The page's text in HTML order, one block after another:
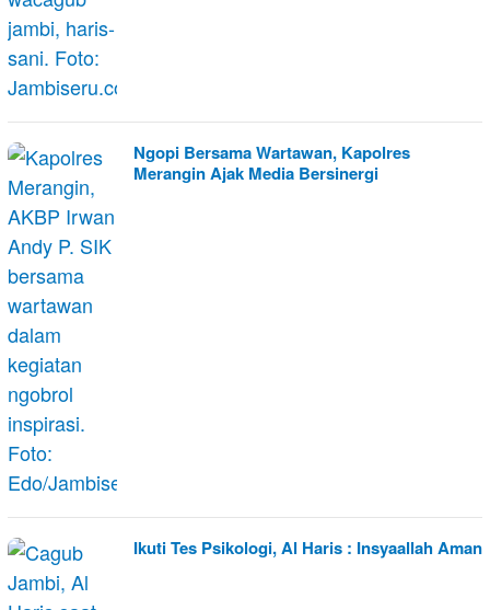
Ngopi Bersama Wartawan, Kapolres
Merangin Ajak Media Bersinergi
Ikuti Tes Psikologi, Al Haris : Insyaallah Aman